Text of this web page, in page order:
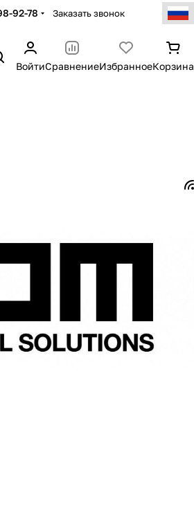
92-78 Заказать звонок
ВойтиСравнениеИзбранноеКорзина